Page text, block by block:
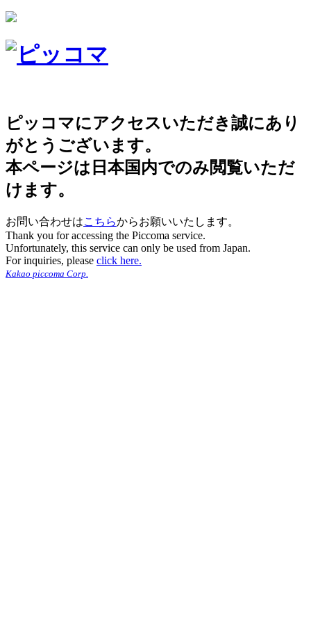
ピッコマにアクセスいただき誠にあり
がとうございます。
本ページは日本国内でのみ閲覧いただ
けます。
お問い合わせはこちらからお願いいたします。
Thank you for accessing the Piccoma service.
Unfortunately, this service can only be used from Japan.
For inquiries, please click here.
Kakao piccoma Corp.